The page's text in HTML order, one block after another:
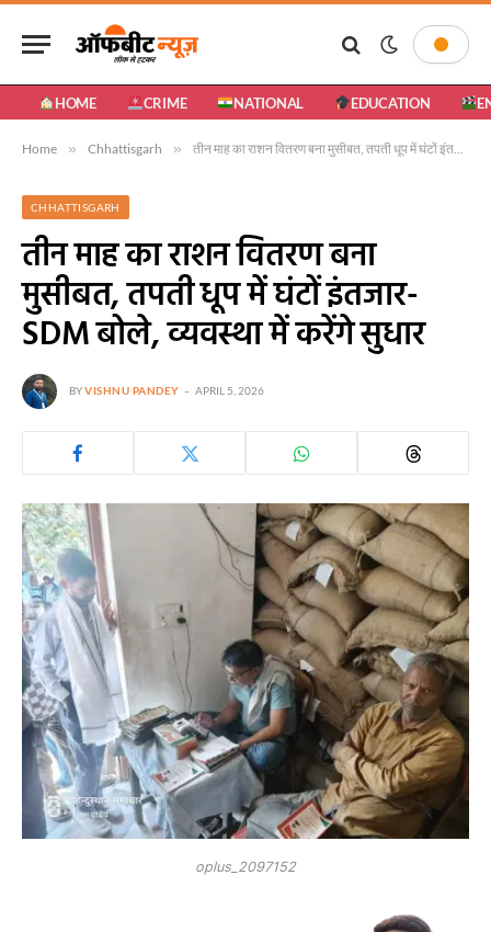
HOME CRIME NATIONAL EDUCATION
Home » Chhattisgarh » तीन माह का राशन वितरण बना मुसीबत, तपती धूप में घंटों इंतजार- SDM बोले, व्यवस्था में करेंगे सुधार
CHHATTISGARH
तीन माह का राशन वितरण बना
मुसीबत, तपती धूप में घंटों इंतजार-
SDM बोले, व्यवस्था में करेंगे सुधार
BYVISHNU PANDEY APRIL 5, 2026
oplus_2097152